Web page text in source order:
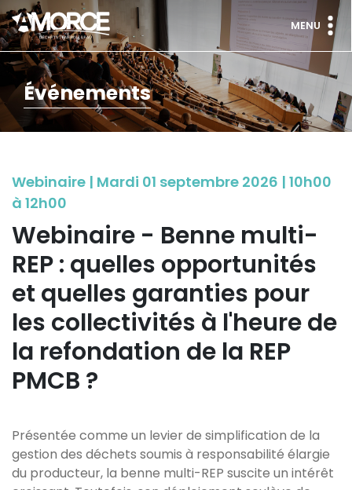
MENU
Événements
Webinaire | Mardi 01 septembre 2026 | 10h00
à 12h00
Webinaire - Benne multi-
REP : quelles opportunités
et quelles garanties pour
les collectivités à l'heure de
la refondation de la REP
PMCB ?
Présentée comme un levier de simplification de la
gestion des déchets soumis à responsabilité élargie
du producteur, la benne multi-REP suscite un intérêt